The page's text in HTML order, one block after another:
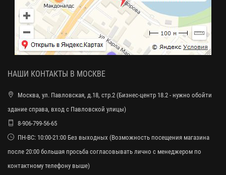
НАШИ КОНТАКТЫ В МОСКВЕ
Москва, ул. Павловская, д.18, стр.2 (Бизнес-центр 18.2 - нужно обойти
здание справа, вход с Павловской улицы)
8-906-799-56-65
ПН-ВС: 10:00-21:00 Без выходных (Возможность посещения магазина
после 20:00 большая просьба согласовывать лично с менеджером по
контактному телефону выше)